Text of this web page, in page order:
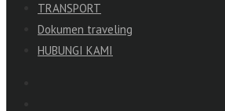
TRANSPORT
Dokumen traveling
HUBUNGI KAMI